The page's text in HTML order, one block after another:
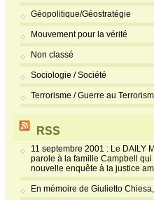
Géopolitique/Géostratégie
Mouvement pour la vérité
Non classé
Sociologie / Société
Terrorisme / Guerre au
RSS
11 septembre 2001 : Le DAILY
parole à la famille Campbell qui
nouvelle enquête à la justice
En mémoire de Giulietto